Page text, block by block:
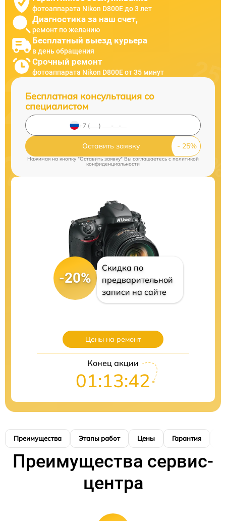
фотоаппарата Nikon D800E до 3 лет
Диагностика за наш счет,
ремонт по желанию
Бесплатный выезд курьера
в день обращения
Срочный ремонт
фотоаппарата Nikon D800E от 35 минут
Бесплатная консультация со
специалистом
Оставить заявку
Нажимая на кнопку "Оставить заявку" Вы соглашаетесь cполитикой
конфиденциальности
-20%
Скидка по
предварительной
записи на сайте
Цены на ремонт
Конец акции
01:13:41
Преимущества Этапы работ Цены Гарантия
Преимущества сервис-
центра